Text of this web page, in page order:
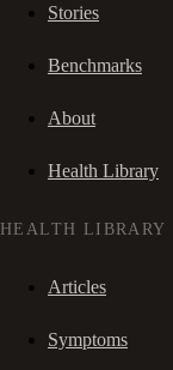
Stories
Benchmarks
About
Health Library
HEALTH LIBRARY
Articles
Symptoms